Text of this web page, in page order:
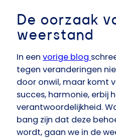
De oorzaak
weerstand
In een vorige blog
tegen veranderingen
door onwil, maar komt
succes, harmonie, erbij
verantwoordelijkheid.
bang zijn dat deze
wordt, gaan we in de